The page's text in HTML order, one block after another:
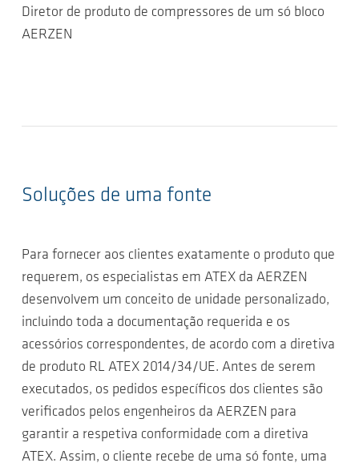
Diretor de produto de compressores de um só bloco
AERZEN
Soluções de uma fonte
Para fornecer aos clientes exatamente o produto que
requerem, os especialistas em ATEX da AERZEN
desenvolvem um conceito de unidade personalizado,
incluindo toda a documentação requerida e os
acessórios correspondentes, de acordo com a diretiva
de produto RL ATEX 2014/34/UE. Antes de serem
executados, os pedidos específicos dos clientes são
verificados pelos engenheiros da AERZEN para
garantir a respetiva conformidade com a diretiva
ATEX. Assim, o cliente recebe de uma só fonte, uma